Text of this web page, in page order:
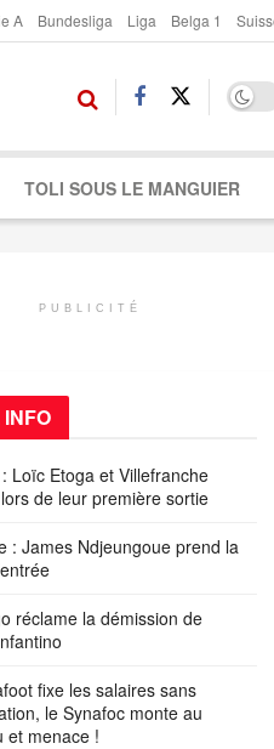
A Bundesliga Liga Belga 1
TOLI SOUS LE MANGUIER
PUBLICITÉ
Loïc Etoga et Villefranche
de leur première sortie
: James Ndjeungoue prend la
réclame la démission de
fixe les salaires sans
le Synafoc monte au
et menace !